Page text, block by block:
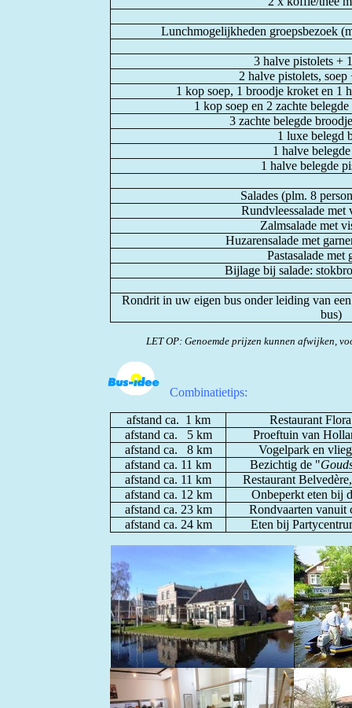
Lunchmogelijkheden groepsbezoek
3 halve pistolets +
2 halve pistolets,
1 kop soep, 1 broodje kroket en 1
1 kop soep en 2 zachte
3 zachte belegde
1 luxe belegd
1 halve
1 halve belegde
Salades (plm. 8
Rundvleessalade met
Zalmsalade met
Huzarensalade met
Pastasalade met
Bijlage bij salade:
Rondrit in uw eigen bus onder leiding van
bus)
LET OP: Genoemde prijzen kunnen afwijken,
Combinatietips:
afstand ca. 1 km
Restaurant
afstand ca. 5 km
Proeftuin van
afstand ca. 8 km
Vogelpark en
afstand ca. 11 km
Bezichtig de "
afstand ca. 11 km
Restaurant
afstand ca. 12 km
Onbeperkt eten bij
afstand ca. 23 km
Rondvaarten vanuit
afstand ca. 24 km
Eten bij